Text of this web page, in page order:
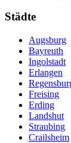
Städte
Augsburg
Bayreuth
Ingolstadt
Erlangen
Freising
Erding
Landshut
Straubing
Crailsheim